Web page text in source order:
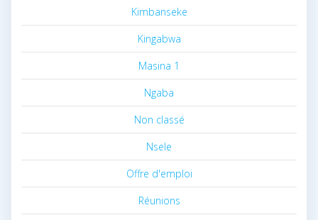
Kimbanseke
Kingabwa
Masina 1
Ngaba
Non classé
Nsele
Offre d'emploi
Réunions